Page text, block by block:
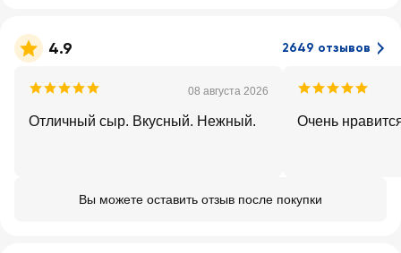
4.9 2649 отзывов
08 августа 2026
Отличный сыр. Вкусный. Нежный. Очень
Вы можете оставить отзыв после покупки